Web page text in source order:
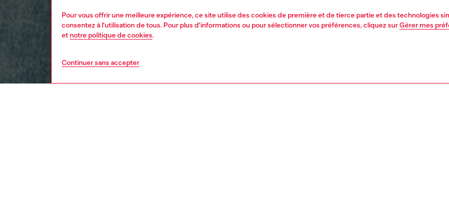
Pour vous offrir une meilleure expérience, ce site utilise des cookies de première et de tierce partie et des technologies
consentez à l'utilisation de tous. Pour plus d'informations ou pour sélectionner vos préférences, cliquez surGérer mes
et notre politique de cookies.
Continuer sans accepter